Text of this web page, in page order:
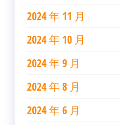
2024 年 11 月
2024 年 10 月
2024 年 9 月
2024 年 8 月
2024 年 6 月